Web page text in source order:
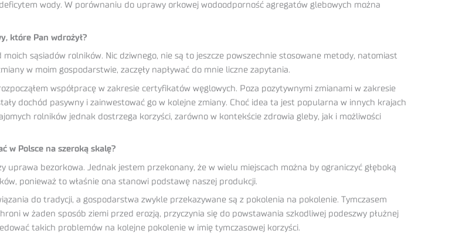
wody. W porównaniu do uprawy orkowej wodoodporność agregatów glebowych można
które Pan wdrożył?
sąsiadów rolników. Nic dziwnego, nie są to jeszcze powszechnie stosowane metody, natomiast
w moim gospodarstwie, zaczęły napływać do mnie liczne zapytania.
współpracę w zakresie certyfikatów węglowych. Poza pozytywnymi zmianami w zakresie
dochód pasywny i zainwestować go w kolejne zmiany. Choć idea ta jest popularna w innych krajach
rolników jednak dostrzega korzyści, zarówno w kontekście zdrowia gleby, jak i możliwości
w Polsce na szeroką skalę?
bezorkowa. Jednak jestem przekonany, że w wielu miejscach można by ograniczyć głęboką
ponieważ to właśnie ona stanowi podstawę naszej produkcji.
do tradycji, a gospodarstwa zwykle przekazywane są z pokolenia na pokolenie. Tymczasem
w żaden sposób ziemi przed erozją, przyczynia się do powstawania szkodliwej podeszwy płużnej
takich problemów na kolejne pokolenie w imię tymczasowej korzyści.